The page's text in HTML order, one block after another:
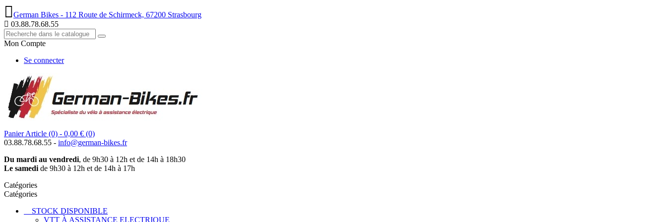
German Bikes - 112 Route de Schirmeck, 67200 Strasbourg
03.88.78.68.55
Mon Compte
Se connecter
Panier Article (0) - 0,00 € (0)
03.88.78.68.55 - info@german-bikes.fr
Du mardi au vendredi, de 9h30 à 12h et de 14h à 18h30
Le samedi de 9h30 à 12h et de 14h à 17h
Catégories
Catégories
STOCK DISPONIBLE
VTT À ASSISTANCE ELECTRIQUE